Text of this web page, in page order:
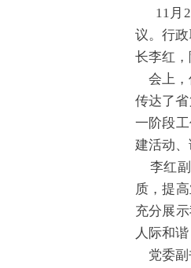
11月21
议。行
长李红，
会上，
传达了
一阶段
建活动
李红副
质，提
充分展
人际和
党委副